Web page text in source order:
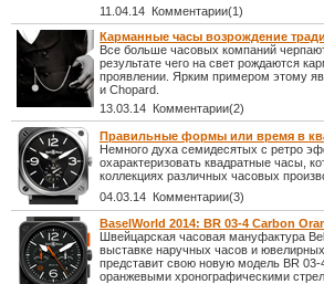
11.04.14 Комментарии(1)
Карманные часы возрождение
Все больше часовых компаний
результате чего на свет рождаются
проявлении. Ярким примером этому
и Chopard.
13.03.14 Комментарии(2)
Правильные формы или время в
Немного духа семидесятых с ретро
охарактеризовать квадратные часы,
коллекциях различных часовых
04.03.14 Комментарии(3)
BaselWorld 2014: BR 03-4 Carbon
Швейцарская часовая мануфактура
выставке наручных часов и
представит свою новую модель BR
оранжевыми хронографическими